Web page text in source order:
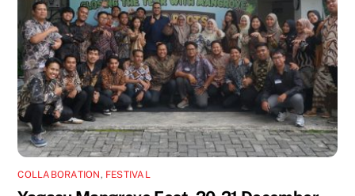
COLLABORATION, FESTIVAL